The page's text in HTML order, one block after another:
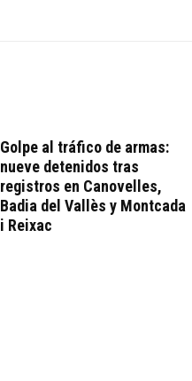
Golpe al tráfico de armas:
nueve detenidos tras
registros en Canovelles,
Badia del Vallès y Montcada
i Reixac